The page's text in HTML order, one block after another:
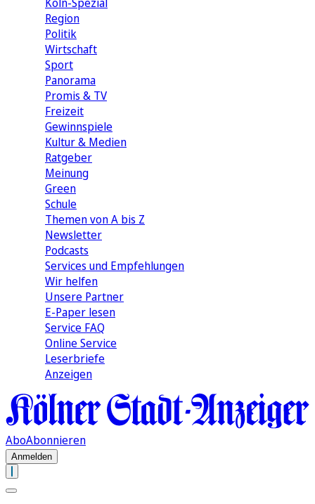
Region
Politik
Wirtschaft
Sport
Panorama
Promis & TV
Freizeit
Gewinnspiele
Kultur & Medien
Ratgeber
Meinung
Green
Schule
Themen von A bis Z
Newsletter
Podcasts
Services und Empfehlungen
Wir helfen
Unsere Partner
E-Paper lesen
Service FAQ
Online Service
Leserbriefe
Anzeigen
AboAbonnieren
Anmelden